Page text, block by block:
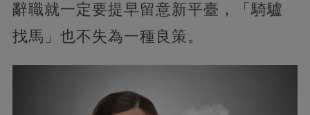
辭職就一定要提早留意新平臺，「騎驢
找馬」也不失為一種良策。